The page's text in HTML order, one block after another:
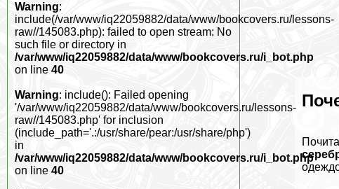
Warning:
include(/var/www/iq22059882/data/www/bookcovers.ru/lessons-
raw//145083.php): failed to open stream: No
such file or directory in
/var/www/iq22059882/data/www/bookcovers.ru/i_bot.php
on line 40
Warning: include(): Failed opening
'/var/www/iq22059882/data/www/bookcovers.ru/lessons-
raw//145083.php' for inclusion
(include_path='.:/usr/share/pear:/usr/share/php')
in
/var/www/iq22059882/data/www/bookcovers.ru/i_bot.php
on line 40